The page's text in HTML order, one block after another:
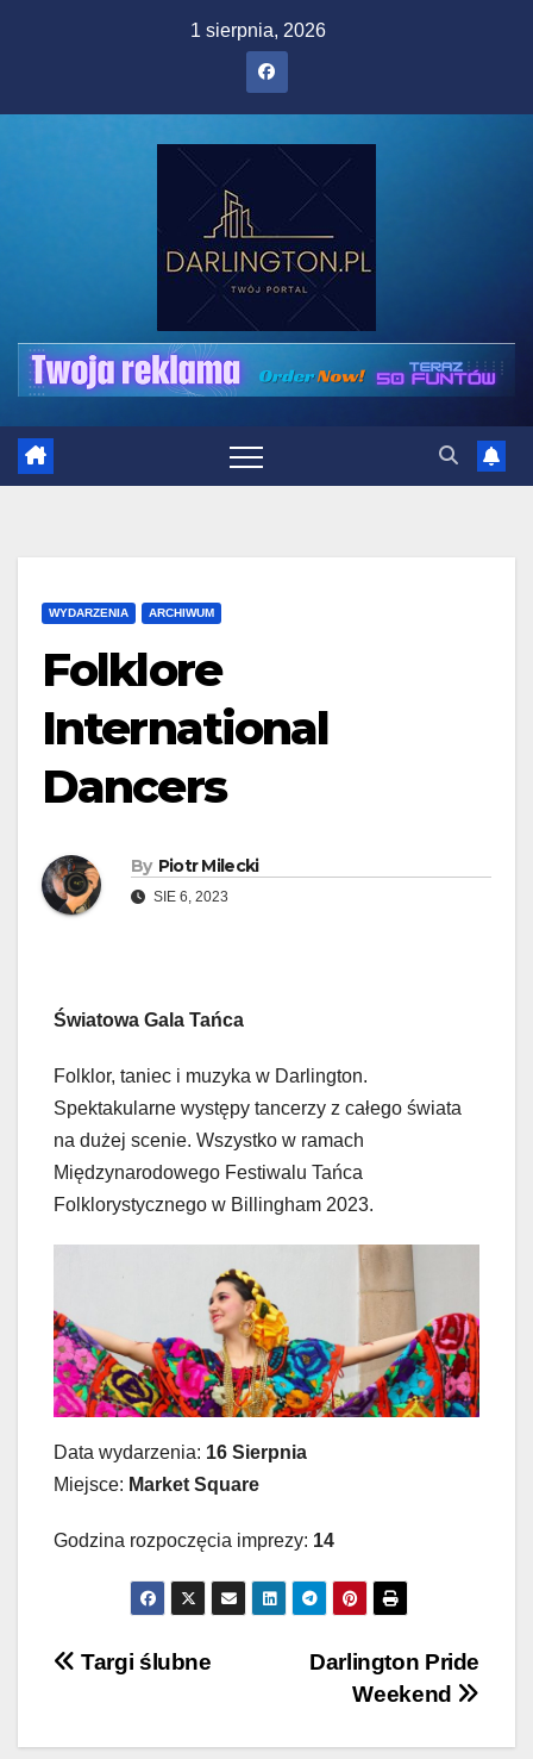
1 sierpnia, 2026
WYDARZENIA ARCHIWUM
Folklore
International
Dancers
By Piotr Milecki
SIE 6, 2023
Światowa Gala Tańca
Folklor, taniec i muzyka w Darlington.
Spektakularne występy tancerzy z całego świata
na dużej scenie. Wszystko w ramach
Międzynarodowego Festiwalu Tańca
Folklorystycznego w Billingham 2023.
Data wydarzenia: 16 Sierpnia
Miejsce: Market Square
Godzina rozpoczęcia imprezy: 14
Nawigacja
Darlington Pride
Weekend
Targi ślubne